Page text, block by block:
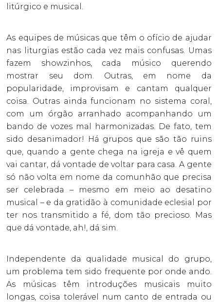
litúrgico e musical.
As equipes de músicas que têm o ofício de ajudar
nas liturgias estão cada vez mais confusas. Umas
fazem showzinhos, cada músico querendo
mostrar seu dom. Outras, em nome da
popularidade, improvisam e cantam qualquer
coisa. Outras ainda funcionam no sistema coral,
com um órgão arranhado acompanhando um
bando de vozes mal harmonizadas. De fato, tem
sido desanimador! Há grupos que são tão ruins
que, quando a gente chega na igreja e vê quem
vai cantar, dá vontade de voltar para casa. A gente
só não volta em nome da comunhão que precisa
ser celebrada – mesmo em meio ao desatino
musical – e da gratidão à comunidade eclesial por
ter nos transmitido a fé, dom tão precioso. Mas
que dá vontade, ah!, dá sim.
Independente da qualidade musical do grupo,
um problema tem sido frequente por onde ando.
As músicas têm introduções musicais muito
longas, coisa tolerável num canto de entrada ou